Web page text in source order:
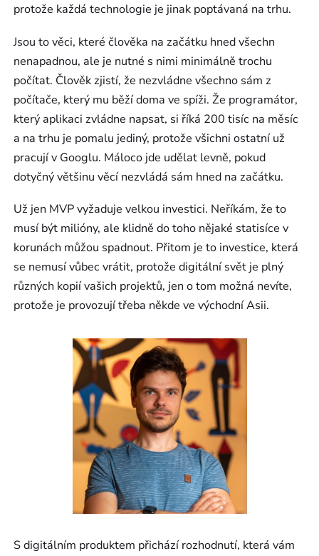
protože každá technologie je jinak poptávaná na trhu.
Jsou to věci, které člověka na začátku hned všechn
nenapadnou, ale je nutné s nimi minimálně trochu
počítat. Člověk zjistí, že nezvládne všechno sám z
počítače, který mu běží doma ve spíži. Že programátor,
který aplikaci zvládne napsat, si říká 200 tisíc na měsíc
a na trhu je pomalu jediný, protože všichni ostatní už
pracují v Googlu. Máloco jde udělat levně, pokud
dotyčný většinu věcí nezvládá sám hned na začátku.
Už jen MVP vyžaduje velkou investici. Neříkám, že to
musí být milióny, ale klidně do toho nějaké statisíce v
korunách můžou spadnout. Přitom je to investice, která
se nemusí vůbec vrátit, protože digitální svět je plný
různých kopií vašich projektů, jen o tom možná nevíte,
protože je provozují třeba někde ve východní Asii.
S digitálním produktem přichází rozhodnutí, která vám